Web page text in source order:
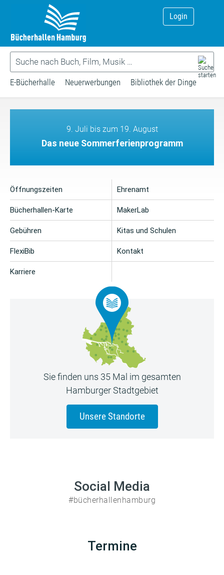
Login
E-Bücherhalle Neuerwerbungen Bibliothek der Dinge
9. Juli bis zum 19. August
Das neue Sommerferienprogramm
Öffnungszeiten
Bücherhallen-Karte
Gebühren
FlexiBib
Karriere
Ehrenamt
MakerLab
Kitas und Schulen
Kontakt
Sie finden uns 35 Mal im gesamten
Hamburger Stadtgebiet
Unsere Standorte
Social Media
#bücherhallenhamburg
Termine